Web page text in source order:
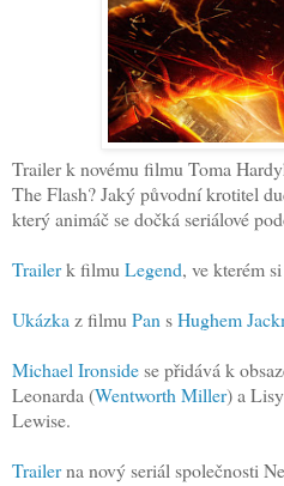
Trailer k novému filmu Toma
The Flash? Jaký původní krotitel
který animáč se dočká seriálové
Trailerk filmu Legend, ve kterém si
Ukázka z filmu Pan sHughem
Michael Ironsidese přidává k
Leonarda (Wentworth Miller) a
Lewise.
Trailerna nový seriál společnosti